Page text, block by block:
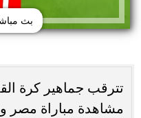
بث
تترقب جماهير كرة
مشاهدة مباراة مصر